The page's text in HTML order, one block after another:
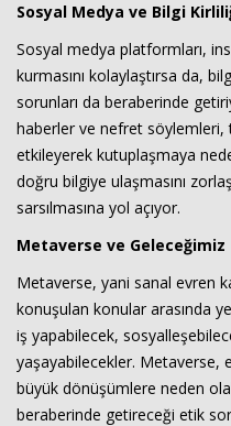
Sosyal Medya ve Bilgi
Sosyal medya platformları,
kurmasını kolaylaştırsa da,
sorunları da beraberinde
haberler ve nefret söylemleri,
etkileyerek kutuplaşmaya
doğru bilgiye ulaşmasını
sarsılmasına yol açıyor.
Metaverse ve Geleceğimiz
Metaverse, yani sanal evren
konuşulan konular arasında
iş yapabilecek,
yaşayabilecekler. Metaverse,
büyük dönüşümlere neden
beraberinde getireceği etik